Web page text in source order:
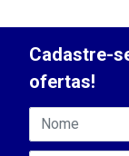
Cadastre-
ofertas!